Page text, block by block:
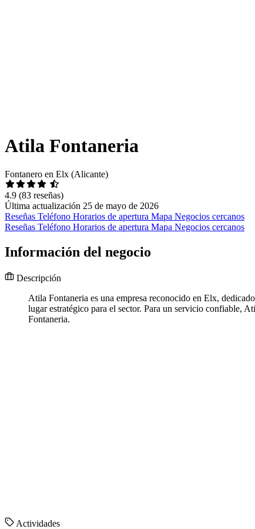
Atila Fontaneria
Fontanero en Elx (Alicante)
4.9 (83 reseñas)
Última actualización 25 de mayo de 2026
Reseñas Teléfono Horarios de apertura Mapa Negocios cercanos
Reseñas Teléfono Horarios de apertura Mapa Negocios cercanos
Información del negocio
Descripción
Atila Fontaneria es una empresa reconocido en Elx,
lugar estratégico para el sector. Para un servicio confiable,
Fontaneria.
Actividades